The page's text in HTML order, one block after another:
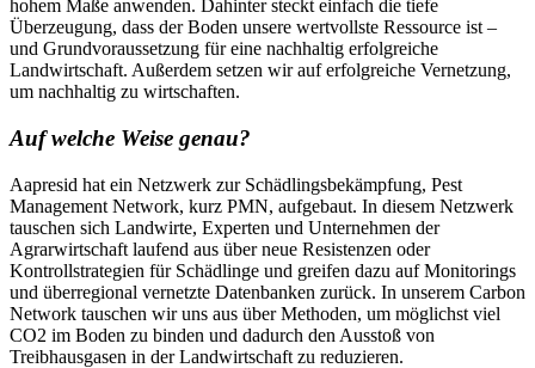
hohem Maße anwenden. Dahinter steckt einfach die tiefe
Überzeugung, dass der Boden unsere wertvollste Ressource ist –
und Grundvoraussetzung für eine nachhaltig erfolgreiche
Landwirtschaft. Außerdem setzen wir auf erfolgreiche Vernetzung,
um nachhaltig zu wirtschaften.
Auf welche Weise genau?
Aapresid hat ein Netzwerk zur Schädlingsbekämpfung, Pest
Management Network, kurz PMN, aufgebaut. In diesem Netzwerk
tauschen sich Landwirte, Experten und Unternehmen der
Agrarwirtschaft laufend aus über neue Resistenzen oder
Kontrollstrategien für Schädlinge und greifen dazu auf Monitorings
und überregional vernetzte Datenbanken zurück. In unserem Carbon
Network tauschen wir uns aus über Methoden, um möglichst viel
CO2 im Boden zu binden und dadurch den Ausstoß von
Treibhausgasen in der Landwirtschaft zu reduzieren.